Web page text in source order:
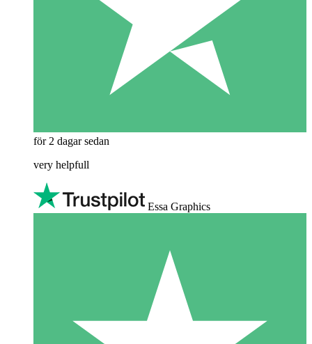
för 2 dagar sedan
very helpfull
Essa Graphics